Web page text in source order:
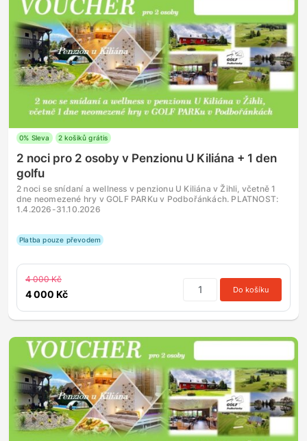
0% Sleva 2 košiků grátis
2 noci pro 2 osoby v Penzionu U Kiliána + 1 den
golfu
2 noci se snídaní a wellness v penzionu U Kiliána v Žihli, včetně 1
dne neomezené hry v GOLF PARKu v Podbořánkách. PLATNOST:
1.4.2026-31.10.2026
Platba pouze převodem
4 000 Kč
4 000 Kč Do košíku